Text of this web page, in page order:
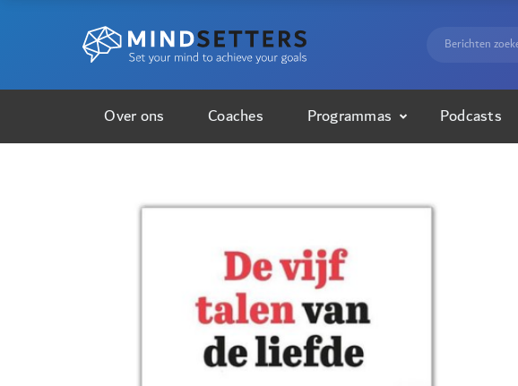
Over ons Coaches Programmas Podcasts